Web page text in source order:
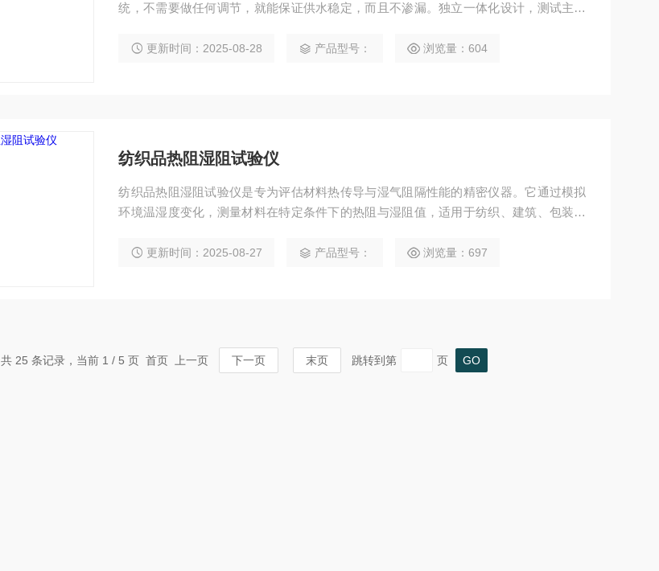
统，不需要做任何调节，就能保证供水稳定，而且不渗漏。独立一体化设计，测试主机
担。风道结构可以简单拆卸下来，可以外接风罩，满足无风速的静态测试标准。
更新时间：2025-08-28 产品型号： 浏览量：604
纺织品热阻湿阻试验仪
纺织品热阻湿阻试验仪是专为评估材料热传导与湿气阻隔性能的精密仪器。它通过模拟
环境温湿度变化，测量材料在特定条件下的热阻与湿阻值，适用于纺织、建筑、包装等
更新时间：2025-08-27 产品型号： 浏览量：697
共 25 条记录，当前 1 / 5 页 首页 上一页 下一页 末页 跳转到第 页